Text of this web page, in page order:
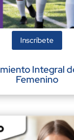
Inscríbete
Integral
Femenino